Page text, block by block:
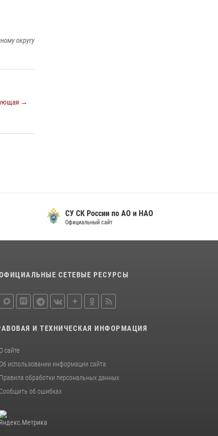
округу
→
СУ СК России по АО и НАО
Официальный сайт
СЕТЕВЫЕ РЕСУРСЫ
И ТЕХНИЧЕСКАЯ ИНФОРМАЦИЯ
О сайте
Об использовании информации сайта
Правила обработки персональных данных
Сообщить об ошибках